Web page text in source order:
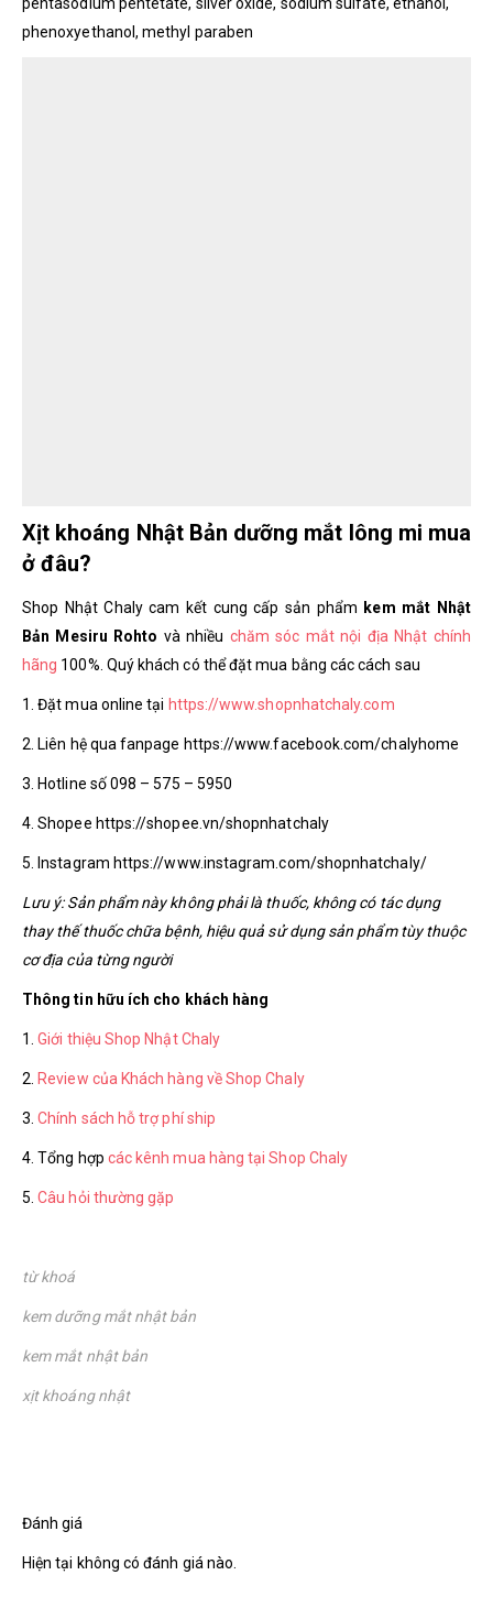
phenoxyethanol, methyl paraben
Xịt khoáng Nhật Bản dưỡng mắt lông mi mua
ở đâu?
Shop Nhật Chaly cam kết cung cấp sản phẩm kem mắt Nhật
Bản Mesiru Rohto và nhiều chăm sóc mắt nội địa Nhật chính
hãng 100%. Quý khách có thể đặt mua bằng các cách sau
1. Đặt mua online tại https://www.shopnhatchaly.com
2. Liên hệ qua fanpage https://www.facebook.com/chalyhome
3. Hotline số 098 – 575 – 5950
4. Shopee https://shopee.vn/shopnhatchaly
5. Instagram https://www.instagram.com/shopnhatchaly/
Lưu ý: Sản phẩm này không phải là thuốc, không có tác dụng
thay thế thuốc chữa bệnh, hiệu quả sử dụng sản phẩm tùy thuộc
cơ địa của từng người
Thông tin hữu ích cho khách hàng
1.Giới thiệu Shop Nhật Chaly
2. Review của Khách hàng về Shop Chaly
3.Chính sách hỗ trợ phí ship
4. Tổng hợp các kênh mua hàng tại Shop Chaly
5.Câu hỏi thường gặp
từ khoá
kem dưỡng mắt nhật bản
kem mắt nhật bản
xịt khoáng nhật
Đánh giá
Hiện tại không có đánh giá nào.